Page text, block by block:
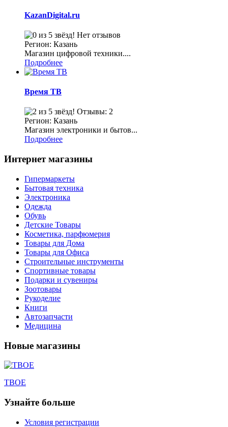
KazanDigital.ru
Нет отзывов
Регион: Казань
Магазин цифровой техники....
Подробнее
Время ТВ
Отзывы: 2
Регион: Казань
Магазин электроники и бытов...
Подробнее
Интернет магазины
Гипермаркеты
Бытовая техника
Электроника
Одежда
Обувь
Детские Товары
Косметика, парфюмерия
Товары для Дома
Товары для Офиса
Строительные инструменты
Спортивные товары
Подарки и сувениры
Зоотовары
Рукоделие
Книги
Автозапчасти
Медицина
Новые магазины
ТВОЕ
Узнайте больше
Условия регистрации